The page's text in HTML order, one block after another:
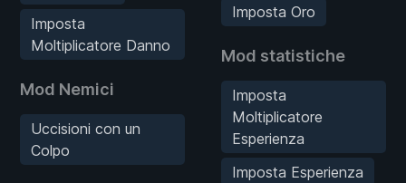
Imposta
Moltiplicatore Danno
Mod Nemici
Uccisioni con un
Colpo
Imposta Oro
Mod statistiche
Imposta
Moltiplicatore
Esperienza
Imposta Esperienza